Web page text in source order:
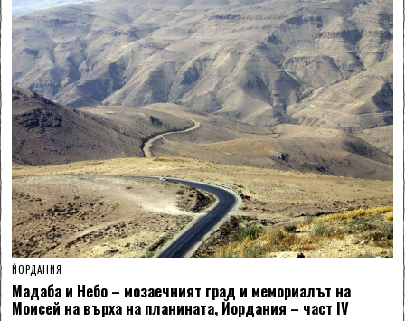
ЙОРДАНИЯ
Мадаба и Небо – мозаечният град и мемориалът на
Моисей на върха на планината, Йордания – част IV